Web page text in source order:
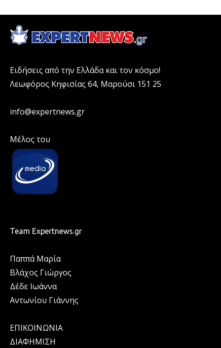
Ειδήσεις από την Ελλάδα και τον κόσμο!
Λεωφόρος Κηφισίας 64, Μαρούσι 151 25
info@expertnews.gr
Μέλος του
Team Expertnews.gr
Παππά Μαρία
Βλάχος Γιώργος
Δέδε Ιωάννα
Αντωνίου Γιάννης
ΕΠΙΚΟΙΝΩΝΙΑ
ΔΙΑΦΗΜΙΣΗ